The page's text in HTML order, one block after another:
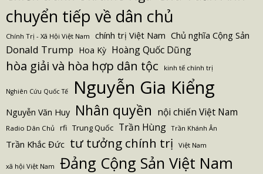
chuyển tiếp về dân chủ
Chính Trị - Xã Hội Việt Nam chính trị Việt Nam Chủ nghĩa Cộng Sản
Donald Trump Hoa Kỳ Hoàng Quốc Dũng
hòa giải và hòa hợp dân tộc kinh tế chính trị
Nghiên Cứu Quốc Tế Nguyễn Gia Kiểng
Nguyễn Văn Huy Nhân quyền nội chiến Việt Nam
Radio Dân Chủ rfi Trung Quốc Trần Hùng Trần Khánh Ân
Trần Khắc Đức tư tưởng chính trị Việt Nam
xã hội Việt Nam Đảng Cộng Sản Việt Nam